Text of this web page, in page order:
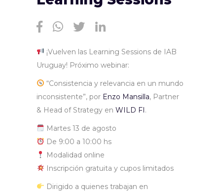
¡Vuelven las Learning Sessions de IAB
Uruguay! Próximo webinar:
“Consistencia y relevancia en un mundo
inconsistente”, por Enzo Mansilla, Partner
& Head of Strategy en WILD FI.
Martes 13 de agosto
De 9:00 a 10:00 hs
Modalidad online
Inscripción gratuita y cupos limitados
Dirigido a quienes trabajan en